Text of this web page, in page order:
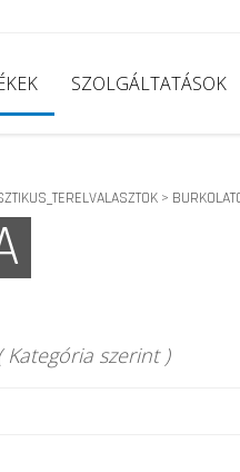
SZOLGÁLTATÁSOK
>
Kategória szerint )